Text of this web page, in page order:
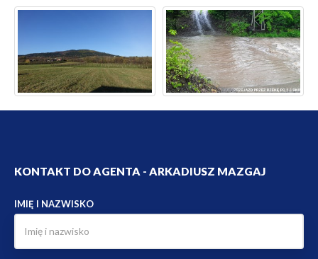
KONTAKT DO AGENTA - ARKADIUSZ MAZGAJ
IMIĘ I NAZWISKO